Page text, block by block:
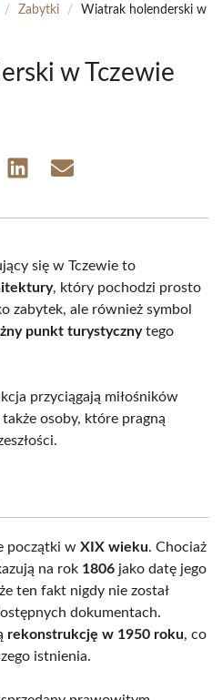
/ Zabytki /
Wiatrak holenderski w
w Tczewie
Share Share
się w Tczewie to
, który pochodzi prosto
zabytek, ale również symbol
punkt turystycznytego
przyciągają miłośników
osoby, które pragną
początki w XIX wieku. Chociaż
na rok 1806 jako datę jego
ten fakt nigdy nie został
dokumentach.
rekonstrukcję w 1950 roku, co
istnienia.